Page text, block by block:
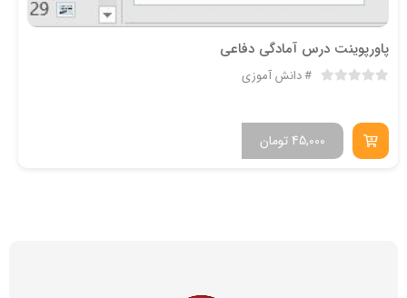
پاورپوینت درس آمادگی دفاعی
دانش آموزی
تومان45,000